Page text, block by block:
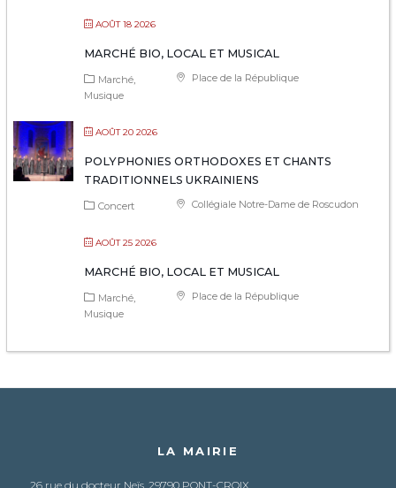
AOÛT 18 2026
MARCHÉ BIO, LOCAL ET MUSICAL
Place de la République
Marché
Musique
AOÛT 20 2026
POLYPHONIES ORTHODOXES ET CHANTS
TRADITIONNELS UKRAINIENS
Collégiale Notre-Dame de Roscudon
Concert
AOÛT 25 2026
MARCHÉ BIO, LOCAL ET MUSICAL
Place de la République
Marché
Musique
LA MAIRIE
26 rue du docteur Neïs, 29790 PONT-CROIX